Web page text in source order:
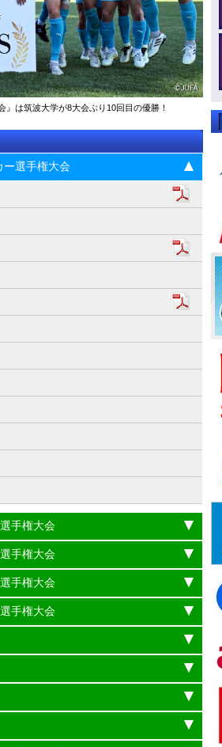
』は筑波大学が8大会ぶり10回目の優勝！
ー選⼿権⼤会
手権大会
手権大会
手権大会
手権大会